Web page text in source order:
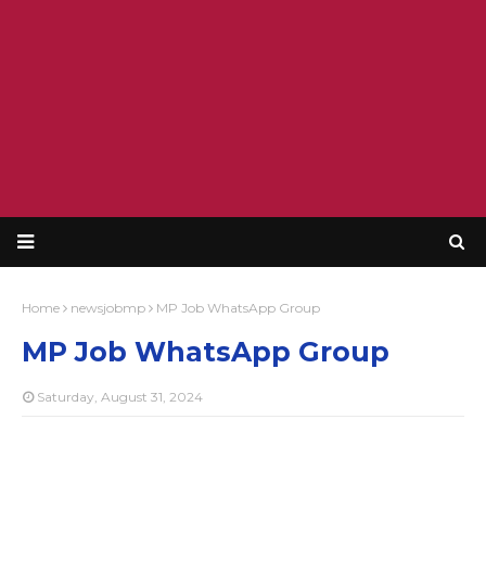
Home newsjobmp MP Job WhatsApp Group
MP Job WhatsApp Group
Saturday, August 31, 2024